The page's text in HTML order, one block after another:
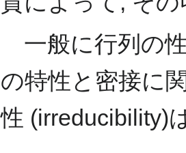
一般に行列の
の特性と密接に
性 (irreducibility)